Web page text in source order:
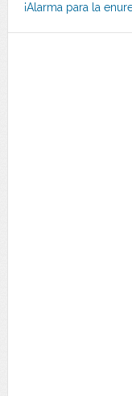
¡Alarma para la